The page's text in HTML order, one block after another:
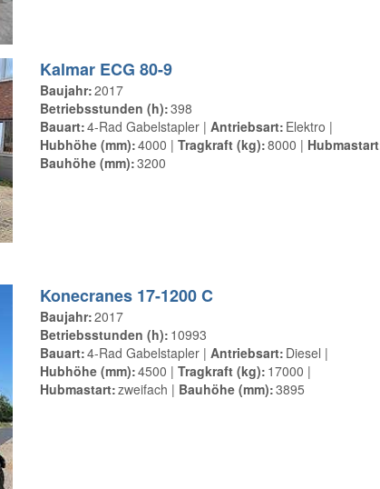
Kalmar ECG 80-9
Baujahr 2017
Betriebsstunden (h) 398
Bauart 4-Rad Gabelstapler Antriebsart Elektro
Hubhöhe (mm) 4000 Tragkraft (kg) 8000 Hubmastart
Bauhöhe (mm) 3200
Konecranes 17-1200 C
Baujahr 2017
Betriebsstunden (h) 10993
Bauart 4-Rad Gabelstapler Antriebsart Diesel
Hubhöhe (mm) 4500 Tragkraft (kg) 17000
Hubmastart zweifach Bauhöhe (mm) 3895